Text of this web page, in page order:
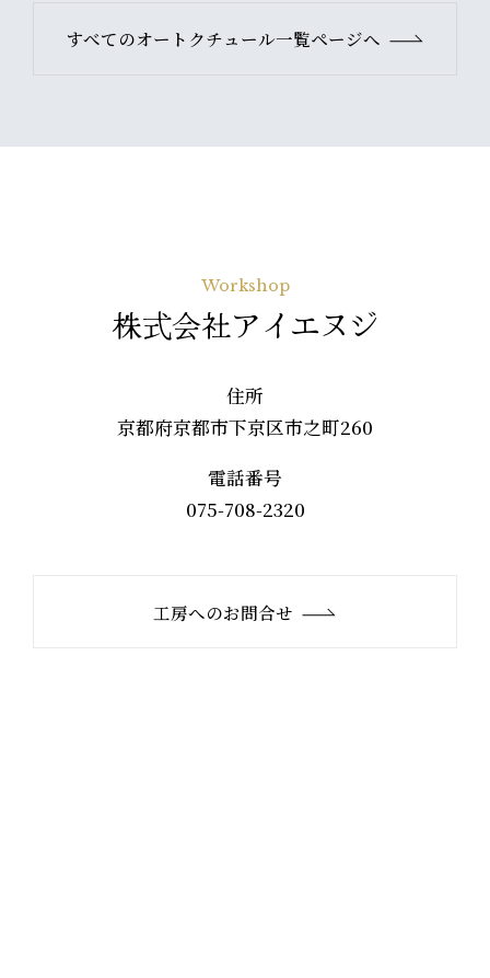
すべてのオートクチュール一覧ページへ
Workshop
株式会社アイエヌジ
住所
京都府京都市下京区市之町260
電話番号
075-708-2320
工房へのお問合せ